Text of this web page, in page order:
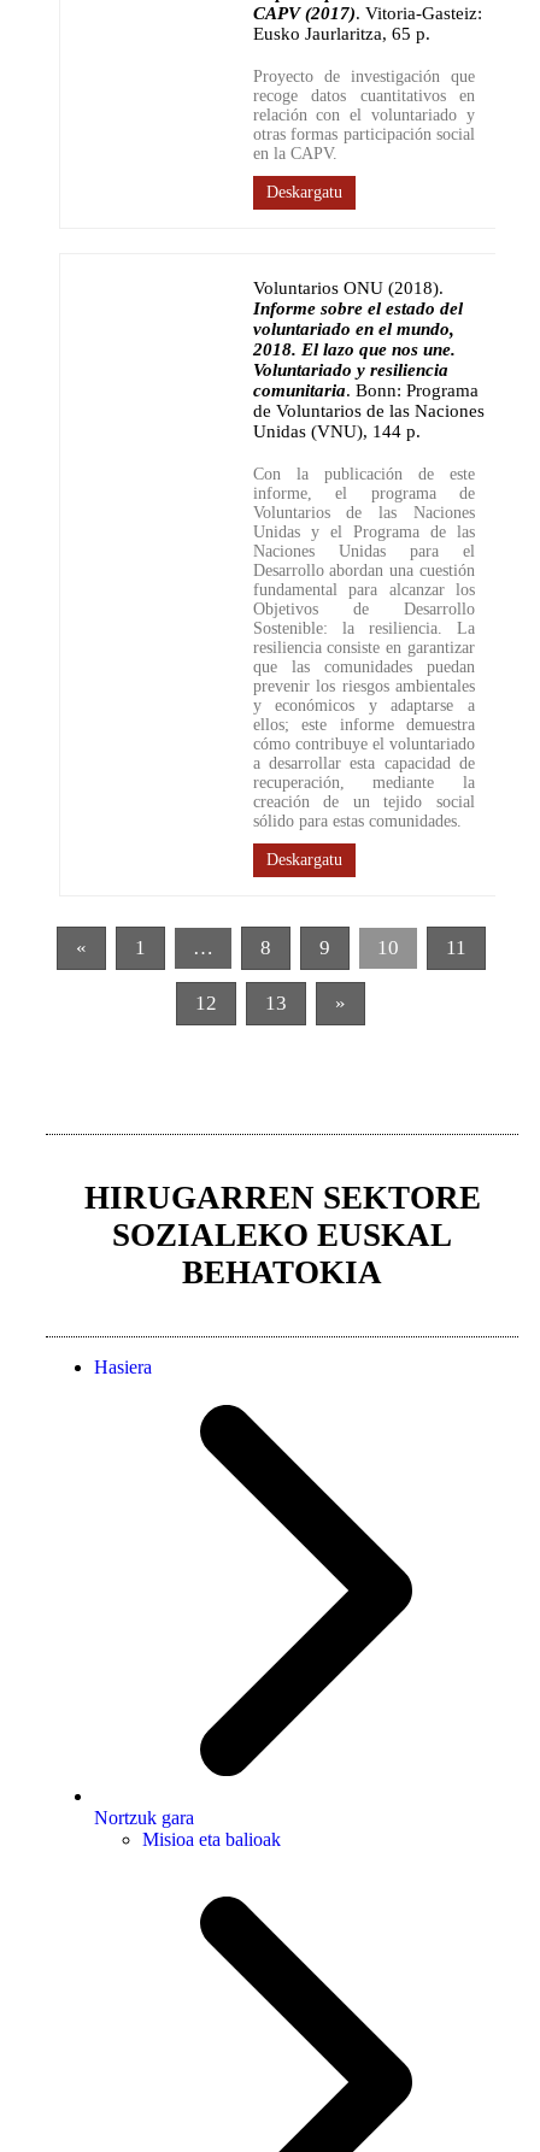
CAPV (2017). Vitoria-Gasteiz:
Eusko Jaurlaritza, 65 p.
Proyecto de investigación que
recoge datos cuantitativos en
relación con el voluntariado y
otras formas participación social
en la CAPV.
Deskargatu
Voluntarios ONU (2018).
Informe sobre el estado del
voluntariado en el mundo,
2018. El lazo que nos une.
Voluntariado y resiliencia
comunitaria. Bonn: Programa
de Voluntarios de las Naciones
Unidas (VNU), 144 p.
Con la publicación de este
informe, el programa de
Voluntarios de las Naciones
Unidas y el Programa de las
Naciones Unidas para el
Desarrollo abordan una cuestión
fundamental para alcanzar los
Objetivos de Desarrollo
Sostenible: la resiliencia. La
resiliencia consiste en garantizar
que las comunidades puedan
prevenir los riesgos ambientales
y económicos y adaptarse a
ellos; este informe demuestra
cómo contribuye el voluntariado
a desarrollar esta capacidad de
recuperación, mediante la
creación de un tejido social
sólido para estas comunidades.
Deskargatu
« 1 … 8 9 10 11
12 13 »
HIRUGARREN SEKTORE
SOZIALEKO EUSKAL
BEHATOKIA
Hasiera
Nortzuk gara
Misioa eta balioak